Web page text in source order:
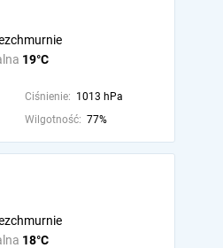
19°C
Ciśnienie: 1013 hPa
Wilgotność: 77%
18°C